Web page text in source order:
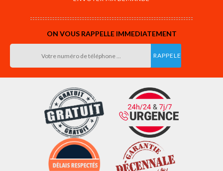
ON VOUS RAPPELLE IMMEDIATEMENT